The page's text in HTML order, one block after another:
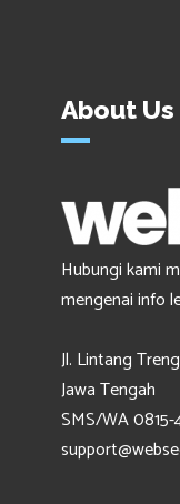
About Us
Hubungi kami
mengenai info
Jl. Lintang
Jawa Tengah
SMS/WA